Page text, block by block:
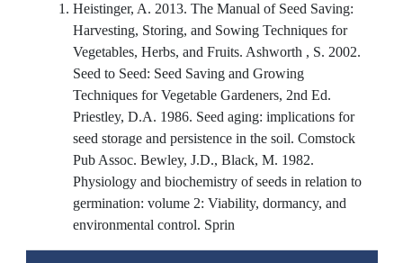
Heistinger, A. 2013. The Manual of Seed Saving:
Harvesting, Storing, and Sowing Techniques for
Vegetables, Herbs, and Fruits. Ashworth , S. 2002.
Seed to Seed: Seed Saving and Growing
Techniques for Vegetable Gardeners, 2nd Ed.
Priestley, D.A. 1986. Seed aging: implications for
seed storage and persistence in the soil. Comstock
Pub Assoc. Bewley, J.D., Black, M. 1982.
Physiology and biochemistry of seeds in relation to
germination: volume 2: Viability, dormancy, and
environmental control. Sprin